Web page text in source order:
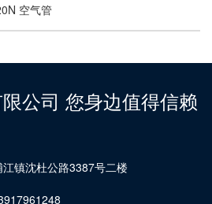
空气管
公司 您身边值得信赖
镇沈杜公路3387号二楼